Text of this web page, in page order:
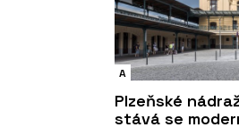
A
Plzeňské
stává se